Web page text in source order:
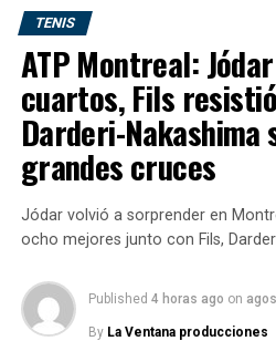
su muy buena semana con una
sobre Amanda Anisimova. Los
correspondieron a la primera
WTA programó esta instancia
y los cuartos para el 10 y 11.
Alexandrova dio el
eliminó a Sabalenka
Ekaterina Alexandrova sobre
7-6(3), 4-6 y 6-4.
TENIS
ATP Montreal:
cuartos, Fils
Darderi-Nakashima
grandes cruces
Jódar volvió a sorprender en
ocho mejores junto con Fils,
Published 4 horas ago on
By La Ventana producciones